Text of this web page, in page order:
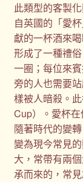
此類型的客製
自英國的「愛
獻的一杯酒來
形成了一種禮
一圈；每位來
旁的人也需要
樣被人暗殺。
Cup）。愛杯
隨著時代的變
變為現今常見
大，常帶有兩
承而來的，常